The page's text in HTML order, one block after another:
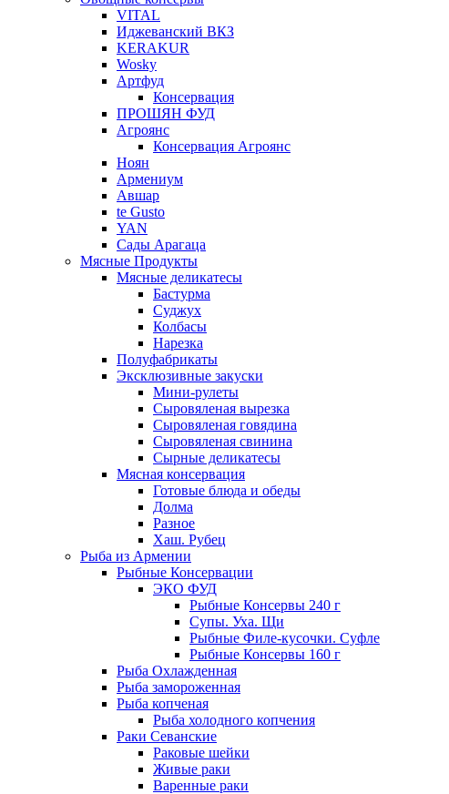
VITAL
Иджеванский ВКЗ
KERAKUR
Wosky
Артфуд
Консервация
ПРОШЯН ФУД
Агроянс
Консервация Агроянс
Ноян
Армениум
Авшар
te Gusto
YAN
Сады Арагаца
Мясные Продукты
Мясные деликатесы
Бастурма
Суджух
Колбасы
Нарезка
Полуфабрикаты
Эксклюзивные закуски
Мини-рулеты
Сыровяленая вырезка
Сыровяленая говядина
Сыровяленая свинина
Сырные деликатесы
Мясная консервация
Готовые блюда и обеды
Долма
Разное
Хаш. Рубец
Рыба из Армении
Рыбные Консервации
ЭКО ФУД
Рыбные Консервы 240 г
Супы. Уха. Щи
Рыбные Филе-кусочки. Суфле
Рыбные Консервы 160 г
Рыба Охлажденная
Рыба замороженная
Рыба копченая
Рыба холодного копчения
Раки Севанские
Раковые шейки
Живые раки
Варенные раки